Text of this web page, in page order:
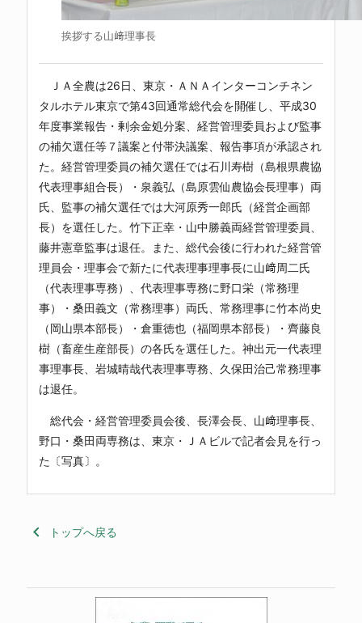
挨拶する山﨑理事長
ＪＡ全農は26日、東京・ＡＮＡインターコンチネン
タルホテル東京で第43回通常総代会を開催し、平成30
年度事業報告・剰余金処分案、経営管理委員および監事
の補欠選任等７議案と付帯決議案、報告事項が承認され
た。経営管理委員の補欠選任では石川寿樹（島根県農協
代表理事組合長）・泉義弘（島原雲仙農協会長理事）両
氏、監事の補欠選任では大河原秀一郎氏（経営企画部
長）を選任した。竹下正幸・山中勝義両経営管理委員、
藤井憲章監事は退任。また、総代会後に行われた経営管
理員会・理事会で新たに代表理事理事長に山﨑周二氏
（代表理事専務）、代表理事専務に野口栄（常務理
事）・桑田義文（常務理事）両氏、常務理事に竹本尚史
（岡山県本部長）・倉重徳也（福岡県本部長）・齊藤良
樹（畜産生産部長）の各氏を選任した。神出元一代表理
事理事長、岩城晴哉代表理事専務、久保田治己常務理事
は退任。
総代会・経営管理委員会後、長澤会長、山﨑理事長、
野口・桑田両専務は、東京・ＪＡビルで記者会見を行っ
た〔写真〕。
keyboard_arrow_left トップへ戻る